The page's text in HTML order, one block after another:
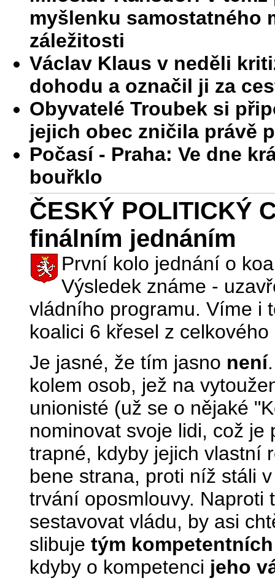
myšlenku samostatného
záležitosti
Václav Klaus v neděli
dohodu a označil ji za
Obyvatelé Troubek si
jejich obec zničila právě
Počasí - Praha: Ve dne
bouřklo
ČESKÝ POLITICKÝ
finálním jednáním
První kolo jednání o
Výsledek známe -
vládního programu. Víme i
koalici 6 křesel z
Je jasné, že tím jasno není
kolem osob, jež na
unionisté (už se o nějaké
nominovat svoje lidi, což
trapné, kdyby jejich vlastní
bene strana, proti níž stáli
trvání oposmlouvy. Naproti
sestavovat vládu, by asi
slibuje tým
kdyby o kompetenci jeho